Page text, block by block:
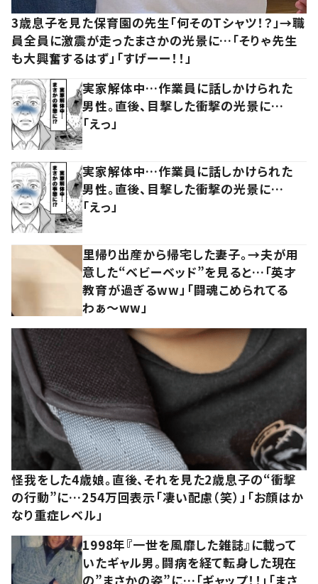
3歳息子を見た保育園の先生「何そのTシャツ！？」→職
員全員に激震が走ったまさかの光景に…「そりゃ先生
も大興奮するはず」「すげーー！！」
実家解体中…作業員に話しかけられた
男性。直後、目撃した衝撃の光景に…
「えっ」
実家解体中…作業員に話しかけられた
男性。直後、目撃した衝撃の光景に…
「えっ」
里帰り出産から帰宅した妻子。→夫が用
意した“ベビーベッド”を見ると…「英才
教育が過ぎるww」「闘魂こめられてる
わぁ～ww」
怪我をした4歳娘。直後、それを見た2歳息子の“衝撃
の行動”に…254万回表示「凄い配慮（笑）」「お顔はか
なり重症レベル」
1998年『一世を風靡した雑誌』に載って
いたギャル男。闘病を経て転身した現在
の”まさかの姿”に…「ギャップ！！」「まさ